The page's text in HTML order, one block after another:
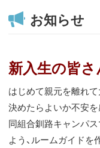
お知らせ
新入生の皆
はじめて親元を離れ
決めたらよいか不安
同組合釧路キャンパ
よう、ルームガイド